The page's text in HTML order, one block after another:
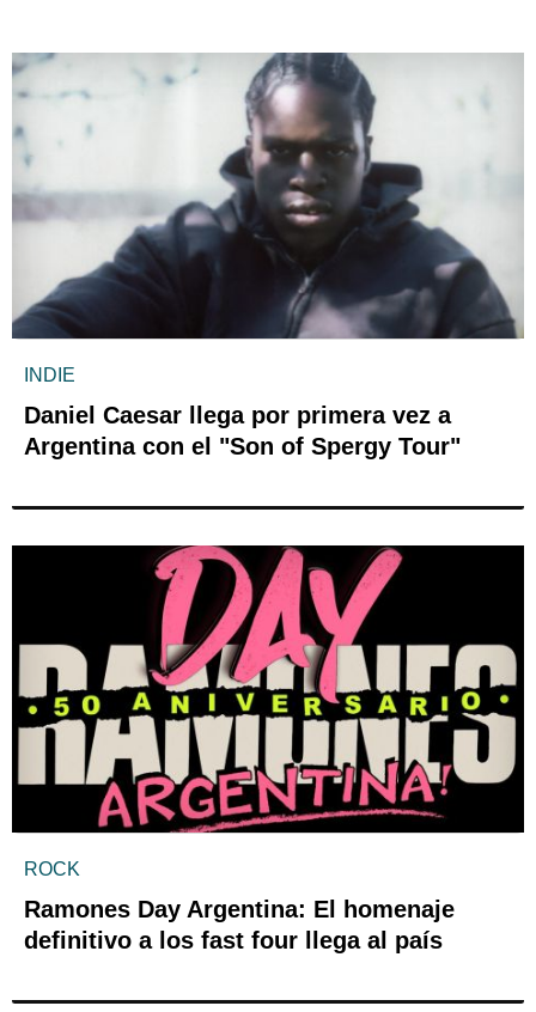
INDIE
Daniel Caesar llega por primera vez a
Argentina con el "Son of Spergy Tour"
ROCK
Ramones Day Argentina: El homenaje
definitivo a los fast four llega al país